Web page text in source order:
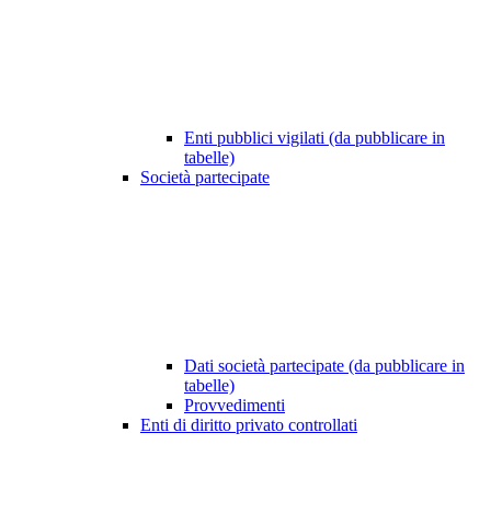
Enti pubblici vigilati (da pubblicare in
tabelle)
Società partecipate
Dati società partecipate (da pubblicare in
tabelle)
Provvedimenti
Enti di diritto privato controllati